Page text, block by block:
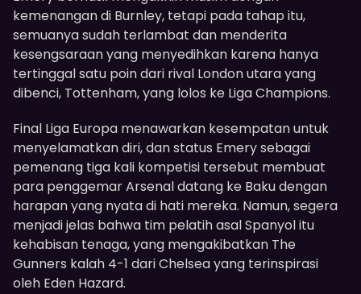
kemenangan di Burnley, tetapi pada tahap itu,
semuanya sudah terlambat dan menderita
kesengsaraan yang menyedihkan karena hanya
tertinggal satu poin dari rival London utara yang
dibenci, Tottenham, yang lolos ke Liga Champions.
Final Liga Europa menawarkan kesempatan untuk
menyelamatkan diri, dan status Emery sebagai
pemenang tiga kali kompetisi tersebut membuat
para penggemar Arsenal datang ke Baku dengan
harapan yang nyata di hati mereka. Namun, segera
menjadi jelas bahwa tim pelatih asal Spanyol itu
kehabisan tenaga, yang mengakibatkan The
Gunners kalah 4-1 dari Chelsea yang terinspirasi
oleh Eden Hazard.